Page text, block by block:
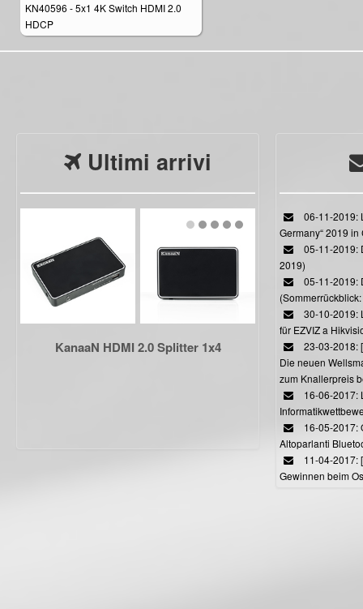
KN40596 - 5x1 4K Switch HDMI 2.0
HDCP
Ultimi arrivi
KanaaN HDMI 2.0 Splitter 1x4
06-11-2019:
Germany“ 2019
05-11-2019:
2019)
05-11-2019:
30-10-2019:
für EZVIZ a
23-03-2018:
Die neuen
zum Knallerpreis
16-06-2017:
16-05-2017:
Altoparlanti
11-04-2017:
Gewinnen beim